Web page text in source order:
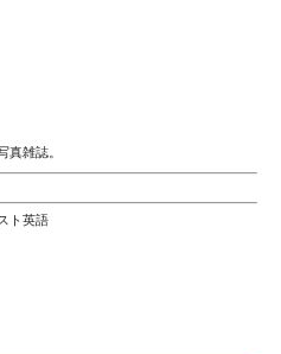
真雑誌。
ト英語